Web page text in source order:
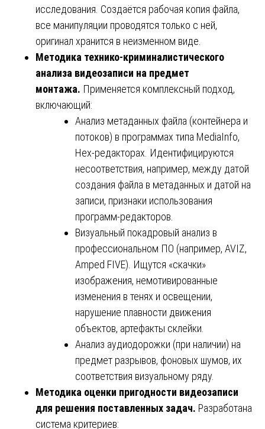
исследования. Создаётся рабочая копия файла,
все манипуляции проводятся только с ней,
оригинал хранится в неизменном виде.
Методика технико-криминалистического
анализа видеозаписи на предмет
монтажа. Применяется комплексный подход,
включающий:
Анализ метаданных файла (контейнера и
потоков) в программах типа MediaInfo,
Hex-редакторах. Идентифицируются
несоответствия, например, между датой
создания файла в метаданных и датой на
записи, признаки использования
программ-редакторов.
Визуальный покадровый анализ в
профессиональном ПО (например, AVIZ,
Amped FIVE). Ищутся «скачки»
изображения, немотивированные
изменения в тенях и освещении,
нарушение плавности движения
объектов, артефакты склейки.
Анализ аудиодорожки (при наличии) на
предмет разрывов, фоновых шумов, их
соответствия визуальному ряду.
Методика оценки пригодности видеозаписи
для решения поставленных задач. Разработана
система критериев: